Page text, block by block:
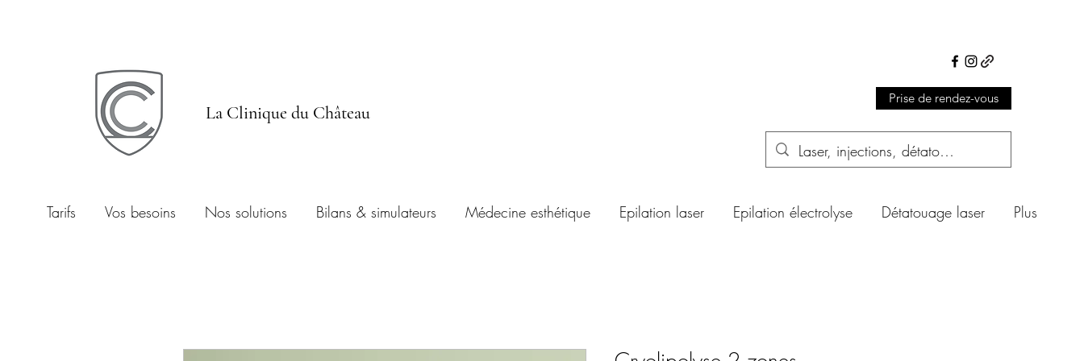
La Clinique du Château
Prise de rendez-vous
Tarifs Vos besoins Nos solutions Bilans & simulateurs Médecine esthétique Epilation laser Epilation électrolyse Détatouage laser Plus